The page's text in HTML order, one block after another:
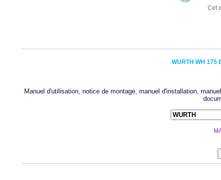
Cet
WURTH WH 175
Manuel d'utilisation, notice de montage, manuel d'installation,